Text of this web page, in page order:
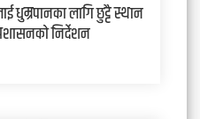
धुम्रपानका लागि छुट्टै स्थान
निर्देशन